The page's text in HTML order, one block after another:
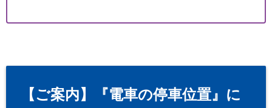
【ご案内】『電車の停車位置』に